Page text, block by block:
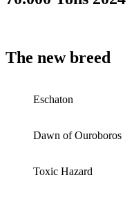
The new breed
Eschaton
Dawn of Ouroboros
Toxic Hazard